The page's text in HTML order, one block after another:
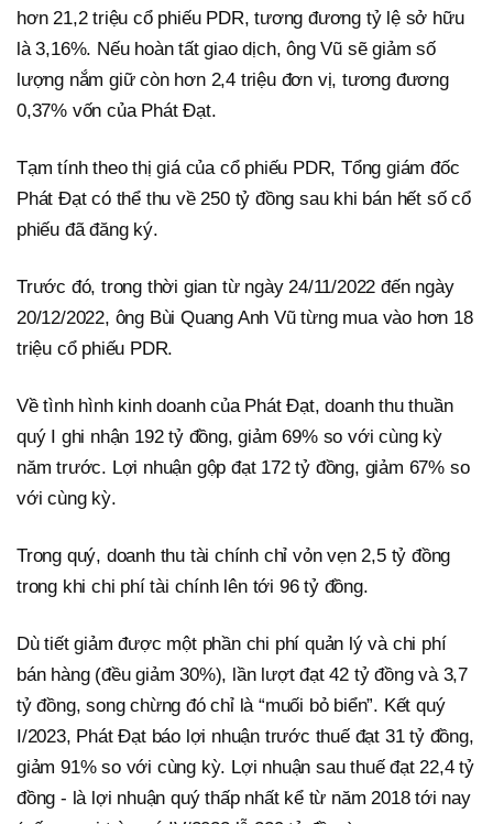
hơn 21,2 triệu cổ phiếu PDR, tương đương tỷ lệ sở hữu
là 3,16%. Nếu hoàn tất giao dịch, ông Vũ sẽ giảm số
lượng nắm giữ còn hơn 2,4 triệu đơn vị, tương đương
0,37% vốn của Phát Đạt.
Tạm tính theo thị giá của cổ phiếu PDR, Tổng giám đốc
Phát Đạt có thể thu về 250 tỷ đồng sau khi bán hết số cổ
phiếu đã đăng ký.
Trước đó, trong thời gian từ ngày 24/11/2022 đến ngày
20/12/2022, ông Bùi Quang Anh Vũ từng mua vào hơn 18
triệu cổ phiếu PDR.
Về tình hình kinh doanh của Phát Đạt, doanh thu thuần
quý I ghi nhận 192 tỷ đồng, giảm 69% so với cùng kỳ
năm trước. Lợi nhuận gộp đạt 172 tỷ đồng, giảm 67% so
với cùng kỳ.
Trong quý, doanh thu tài chính chỉ vỏn vẹn 2,5 tỷ đồng
trong khi chi phí tài chính lên tới 96 tỷ đồng.
Dù tiết giảm được một phần chi phí quản lý và chi phí
bán hàng (đều giảm 30%), lần lượt đạt 42 tỷ đồng và 3,7
tỷ đồng, song chừng đó chỉ là “muối bỏ biển”. Kết quý
I/2023, Phát Đạt báo lợi nhuận trước thuế đạt 31 tỷ đồng,
giảm 91% so với cùng kỳ. Lợi nhuận sau thuế đạt 22,4 tỷ
đồng - là lợi nhuận quý thấp nhất kể từ năm 2018 tới nay